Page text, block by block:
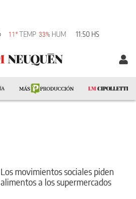
11° TEMP 33% HUM 11:50 HS
Los movimientos sociales piden
alimentos a los supermercados